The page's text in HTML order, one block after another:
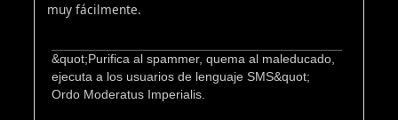
muy fácilmente.
&quot;Purifica al spammer, quema al maleducado,
ejecuta a los usuarios de lenguaje SMS&quot;
Ordo Moderatus Imperialis.